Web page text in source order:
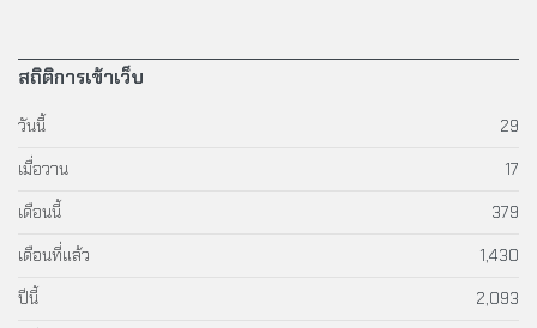
สถิติการเข้าเว็บ
วันนี้
29
เมื่อวาน
17
เดือนนี้
379
เดือนที่แล้ว
1,430
ปีนี้
2,093